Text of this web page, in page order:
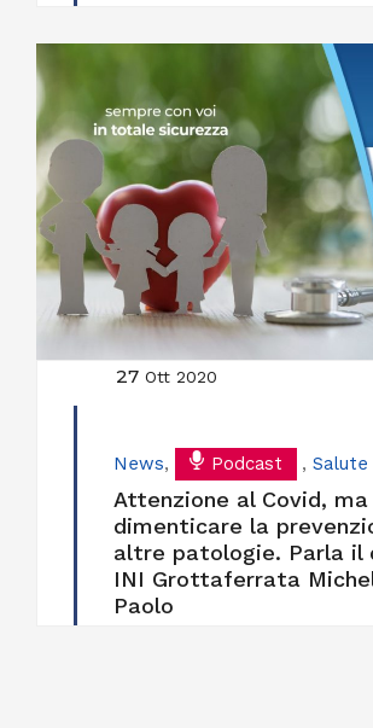
27 Ott 2020
News, Podcast ,
Attenzione al Covid,
dimenticare la
altre patologie. Parla il
INI Grottaferrata
Paolo